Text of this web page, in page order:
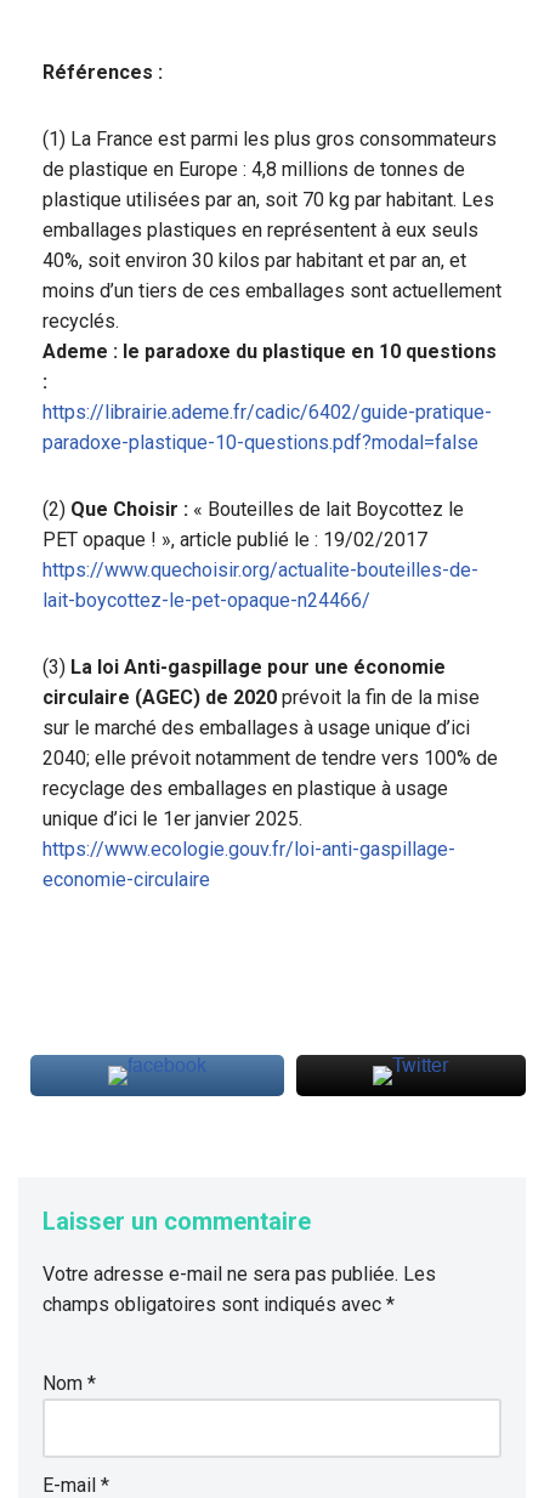
Références :
(1) La France est parmi les plus gros consommateurs
de plastique en Europe : 4,8 millions de tonnes de
plastique utilisées par an, soit 70 kg par habitant. Les
emballages plastiques en représentent à eux seuls
40%, soit environ 30 kilos par habitant et par an, et
moins d’un tiers de ces emballages sont actuellement
recyclés.
Ademe : le paradoxe du plastique en 10 questions
:
https://librairie.ademe.fr/cadic/6402/guide-pratique-
paradoxe-plastique-10-questions.pdf?modal=false
(2) Que Choisir : « Bouteilles de lait Boycottez le
PET opaque ! », article publié le : 19/02/2017
https://www.quechoisir.org/actualite-bouteilles-de-
lait-boycottez-le-pet-opaque-n24466/
(3) La loi Anti-gaspillage pour une économie
circulaire (AGEC) de 2020 prévoit la fin de la mise
sur le marché des emballages à usage unique d’ici
2040; elle prévoit notamment de tendre vers 100% de
recyclage des emballages en plastique à usage
unique d’ici le 1er janvier 2025.
https://www.ecologie.gouv.fr/loi-anti-gaspillage-
economie-circulaire
Laisser un commentaire
Votre adresse e-mail ne sera pas publiée. Les
champs obligatoires sont indiqués avec *
Nom *
E-mail *